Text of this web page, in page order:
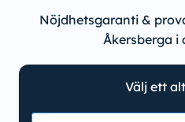
Nöjdhetsgaranti &
Åkersberga i
Välj ett